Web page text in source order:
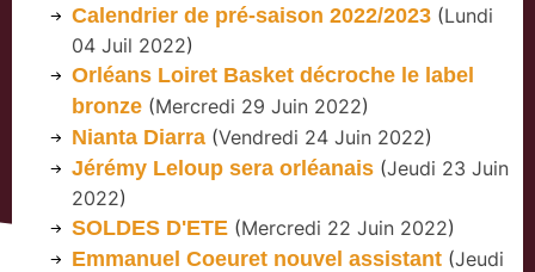
Calendrier de pré-saison 2022/2023 (Lundi
04 Juil 2022)
Orléans Loiret Basket décroche le label
bronze (Mercredi 29 Juin 2022)
Nianta Diarra (Vendredi 24 Juin 2022)
Jérémy Leloup sera orléanais (Jeudi 23 Juin
2022)
SOLDES D'ETE (Mercredi 22 Juin 2022)
Emmanuel Coeuret nouvel assistant (Jeudi